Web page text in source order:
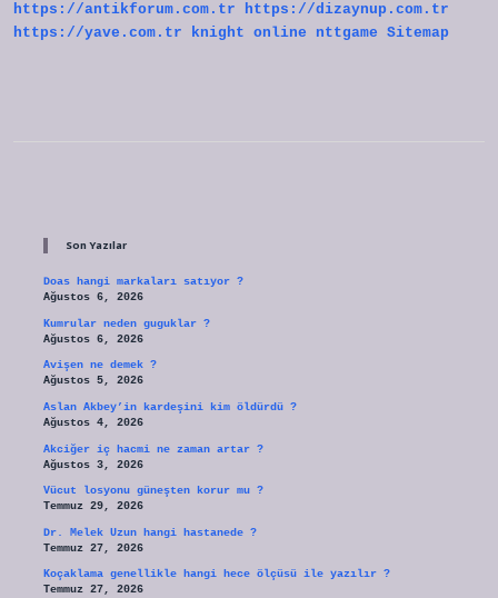
https://antikforum.com.tr
https://dizaynup.com.tr
https://yave.com.tr
knight online nttgame Sitemap
Son Yazılar
Doas hangi markaları satıyor ?
Ağustos 6, 2026
Kumrular neden guguklar ?
Ağustos 6, 2026
Avişen ne demek ?
Ağustos 5, 2026
Aslan Akbey’in kardeşini kim öldürdü ?
Ağustos 4, 2026
Akciğer iç hacmi ne zaman artar ?
Ağustos 3, 2026
Vücut losyonu güneşten korur mu ?
Temmuz 29, 2026
Dr. Melek Uzun hangi hastanede ?
Temmuz 27, 2026
Koçaklama genellikle hangi hece ölçüsü ile yazılır ?
Temmuz 27, 2026